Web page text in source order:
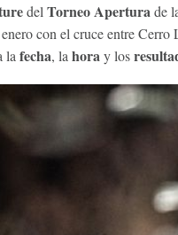
del Torneo Apertura de
con el cruce entre
la fecha, la horay los